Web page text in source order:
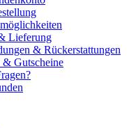
Lieferung
& Rückerstattungen
Gutscheine